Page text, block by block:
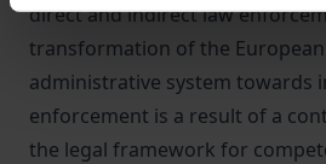
direct and indirect law
transformation of the
administrative system towards
enforcement is a result of a
the legal framework for